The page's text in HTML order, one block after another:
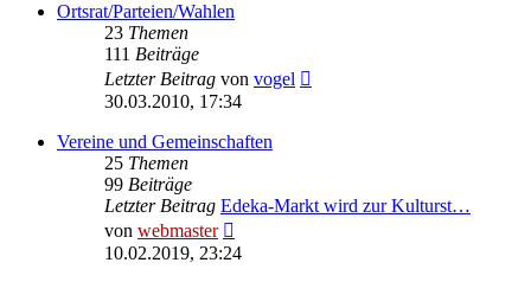
Ortsrat/Parteien/Wahlen
23 Themen
111 Beiträge
Letzter Beitrag von vogel
30.03.2010, 17:34
Vereine und Gemeinschaften
25 Themen
99 Beiträge
Letzter Beitrag Edeka-Markt wird zur Kulturst…
von webmaster
Beitrag
10.02.2019, 23:24